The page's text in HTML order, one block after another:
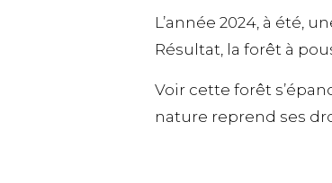
L’année 2024, à été,
Résultat, la forêt à
Voir cette forêt
nature reprend ses